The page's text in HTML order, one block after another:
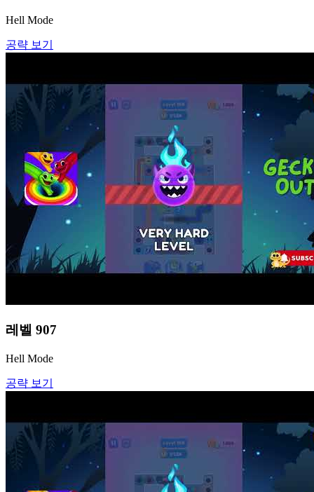
Hell Mode
공략 보기
레벨 907
Hell Mode
공략 보기